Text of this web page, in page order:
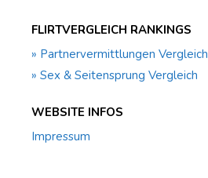
FLIRTVERGLEICH RANKINGS
» Partnervermittlungen Vergleich
» Sex & Seitensprung Vergleich
WEBSITE INFOS
Impressum